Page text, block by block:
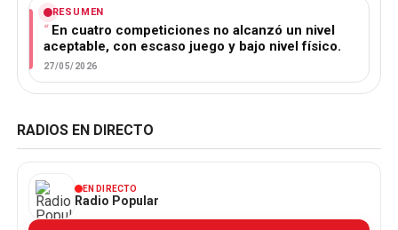
RESUMEN
En cuatro competiciones no alcanzó un nivel
aceptable, con escaso juego y bajo nivel físico.
27/05/2026
RADIOS EN DIRECTO
EN DIRECTO
Radio Popular